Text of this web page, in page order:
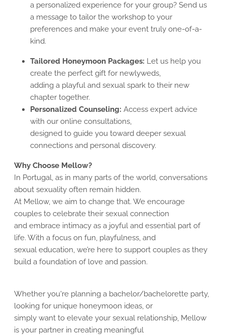
a personalized experience for your group? Send us
a message to tailor the workshop to your
preferences and make your event truly one-of-a-
kind.
Tailored Honeymoon Packages: Let us help you
create the perfect gift for newlyweds,
adding a playful and sexual spark to their new
chapter together.
Personalized Counseling: Access expert advice
with our online consultations,
designed to guide you toward deeper sexual
connections and personal discovery.
Why Choose Mellow?
In Portugal, as in many parts of the world, conversations
about sexuality often remain hidden.
At Mellow, we aim to change that. We encourage
couples to celebrate their sexual connection
and embrace intimacy as a joyful and essential part of
life. With a focus on fun, playfulness, and
sexual education, we’re here to support couples as they
build a foundation of love and passion.
Whether you're planning a bachelor/bachelorette party,
looking for unique honeymoon ideas, or
simply want to elevate your sexual relationship, Mellow
is your partner in creating meaningful